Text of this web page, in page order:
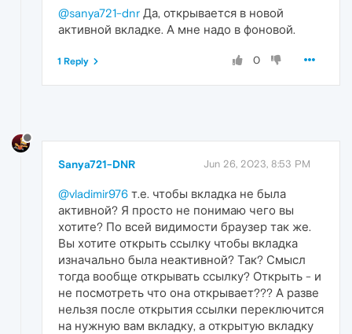
@sanya721-dnr Да, открывается в новой
активной вкладке. А мне надо в фоновой.
0
1 Reply
Sanya721-DNR Jun 26, 2023, 8:53 PM
@vladimir976 т.е. чтобы вкладка не была
активной? Я просто не понимаю чего вы
хотите? По всей видимости браузер так же.
Вы хотите открыть ссылку чтобы вкладка
изначально была неактивной? Так? Смысл
тогда вообще открывать ссылку? Открыть - и
не посмотреть что она открывает??? А разве
нельзя после открытия ссылки переключится
на нужную вам вкладку, а открытую вкладку